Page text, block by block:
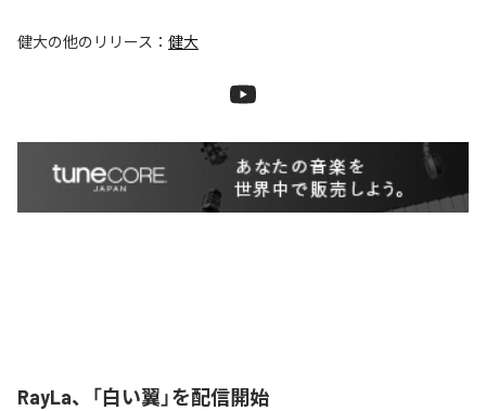
健大の他のリリース： 健大
RayLa、「白い翼」を配信開始